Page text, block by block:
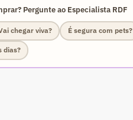
Pergunte ao Especialista RDF
chegar viva? É segura com pets?
dias?